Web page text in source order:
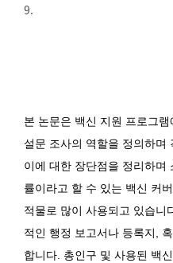
9.
본 논문은 백신 지원 프로그
설문 조사의 역할을 정의하며
이에 대한 장단점을 정리하며
률이라고 할 수 있는 백신 커
적물로 많이 사용되고 있습니
적인 행정 보고서나 등록지,
합니다. 총인구 및 사용된 백